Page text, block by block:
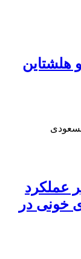
هلشتاین
عملکرد
خونی در